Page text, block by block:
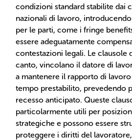
condizioni standard stabilite dai
nazionali di lavoro,
per le parti, come i fringe
essere adeguatamente
contestazioni legali. Le clausole
canto, vincolano il datore di
a mantenere il rapporto di
tempo prestabilito, prevedendo
recesso anticipato. Queste
particolarmente utili per
strategiche e possono essere
proteggere i diritti del